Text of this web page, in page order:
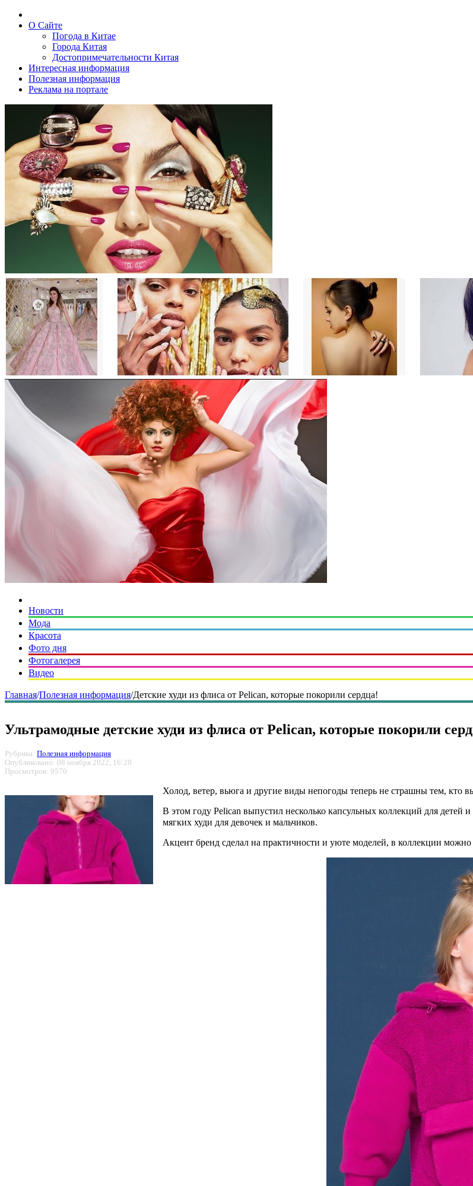
О Сайте
Погода в Китае
Города Китая
Достопримечательности Китая
Интересная информация
Полезная информация
Реклама на портале
Новости
Мода
Красота
Фото дня
Фотогалерея
Видео
Главная/Полезная информация/Детские худи из флиса от Pelican, которые покорили сердца!
Ультрамодные детские худи из флиса от Pelican, которые покорили
Рубрика: Полезная информация
Опубликовано: 08 ноября 2022, 16:28
Просмотров: 9570
Холод, ветер, вьюга и другие виды непогоды теперь не страшны тем, кто
В этом году Pelican выпустил несколько капсульных коллекций для детей
мягких худи для девочек и мальчиков.⠀
Акцент бренд сделал на практичности и уюте моделей, в коллекции